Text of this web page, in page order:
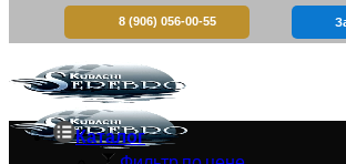
8 (906) 056-00-55
Каталог